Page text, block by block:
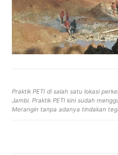
Praktik PETI di salah satu lokasi
Jambi. Praktik PETI kini sudah
Merangin tanpa adanya tindakan